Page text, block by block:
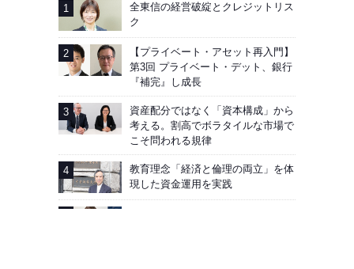
全東信の経営破綻とクレジットリス
ク
【プライベート・アセット再入門】
第3回 プライベート・デット、銀行
『補完』し成長
資産配分ではなく「資本構成」から
考える。割高でボラタイルな市場で
こそ問われる規律
教育理念「経済と倫理の両立」を体
現した資金運用を実践